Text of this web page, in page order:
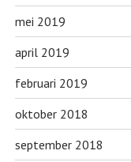
mei 2019
april 2019
februari 2019
oktober 2018
september 2018